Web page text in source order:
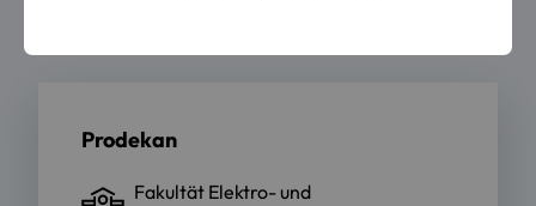
Prodekan
Fakultät Elektro- und